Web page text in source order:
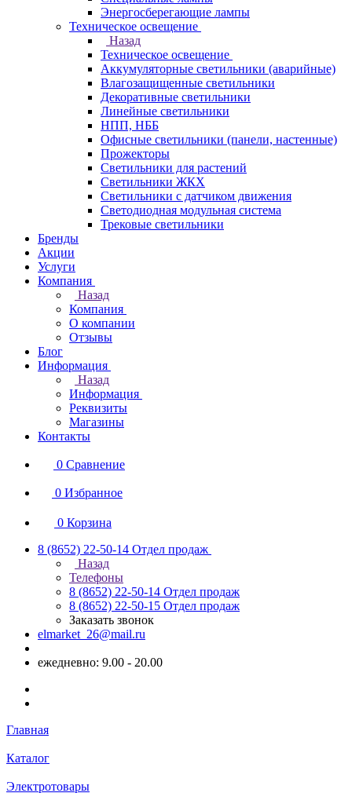
Энергосберегающие лампы
Техническое освещение
Назад
Техническое освещение
Аккумуляторные светильники (аварийные)
Влагозащищенные светильники
Декоративные светильники
Линейные светильники
НПП, НББ
Офисные светильники (панели, настенные)
Прожекторы
Светильники для растений
Светильники ЖКХ
Светильники с датчиком движения
Светодиодная модульная система
Трековые светильники
Бренды
Акции
Услуги
Компания
Назад
Компания
О компании
Отзывы
Блог
Информация
Назад
Информация
Реквизиты
Магазины
Контакты
0 Сравнение
0 Избранное
0 Корзина
8 (8652) 22-50-14 Отдел продаж
Назад
Телефоны
8 (8652) 22-50-14 Отдел продаж
8 (8652) 22-50-15 Отдел продаж
Заказать звонок
elmarket_26@mail.ru
ежедневно: 9.00 - 20.00
Главная
Каталог
Электротовары